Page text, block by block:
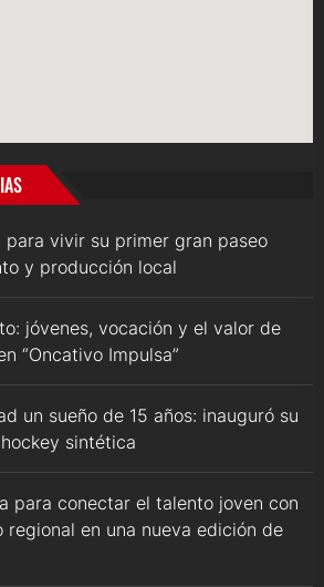
vivir su primer gran paseo
y producción local
jóvenes, vocación y el valor de
“Oncativo Impulsa”
un sueño de 15 años: inauguró su
sintética
para conectar el talento joven con
en una nueva edición de